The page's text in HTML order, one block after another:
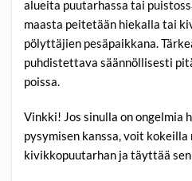
alueita puutarhassa tai
maasta peitetään hiekalla tai
pölyttäjien pesäpaikkana.
puhdistettava säännöllisesti
poissa.
Vinkki! Jos sinulla on ongelmia
pysymisen kanssa, voit kokeilla
kivikkopuutarhan ja täyttää